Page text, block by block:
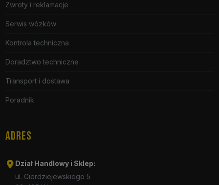
Zwroty i reklamacje
Serwis wózków
Kontrola techniczna
Doradztwo techniczne
Transport i dostawa
Poradnik
ADRES
Dział Handlowy i Sklep:
ul. Gierdziejewskiego 5